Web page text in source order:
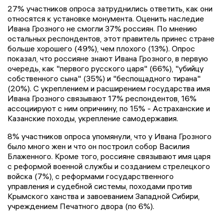
27% участников опроса затруднились ответить, как они
относятся к установке монумента. Оценить наследие
Ивана Грозного не смогли 37% россиян. По мнению
остальных респондентов, этот правитель принес стране
больше хорошего (49%), чем плохого (13%). Опрос
показал, что россияне знают Ивана Грозного, в первую
очередь, как "первого русского царя" (66%), "убийцу
собственного сына" (35%) и "беспощадного тирана"
(20%). С укреплением и расширением государства имя
Ивана Грозного связывают 17% респондентов, 16%
ассоциируют с ним опричнину, по 15% - Астраханские и
Казанские походы, укрепление самодержавия.
8% участников опроса упомянули, что у Ивана Грозного
было много жен и что он построил собор Василия
Блаженного. Кроме того, россияне связывают имя царя
с реформой военной службы и созданием стрелецкого
войска (7%), с реформами государственного
управления и судебной системы, походами против
Крымского ханства и завоеванием Западной Сибири,
учреждением Печатного двора (по 6%).